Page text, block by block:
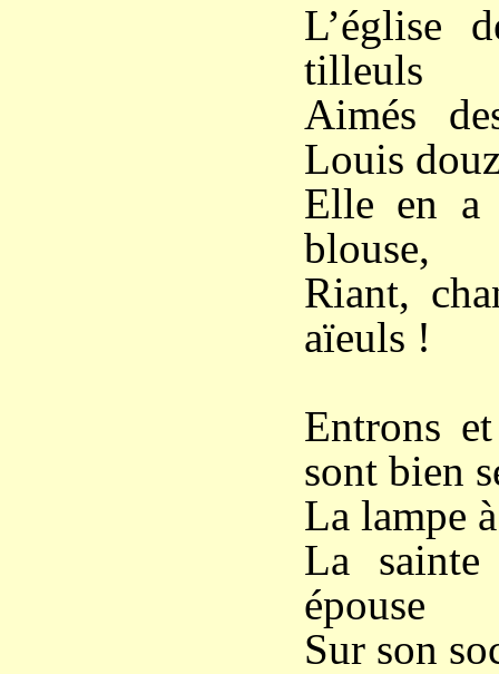
L’église
tilleuls
Aimés
Louis
Elle en a
blouse,
Riant,
aïeuls !
Entrons
sont bien
La lampe
La
épouse
Sur son